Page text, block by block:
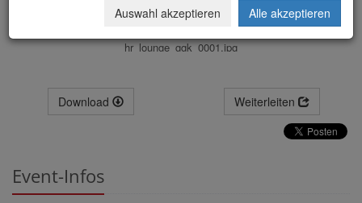
hr_lounge_ggk_0001.jpg
Download Weiterleiten
Event-Infos
Auswahl akzeptieren Alle akzeptieren